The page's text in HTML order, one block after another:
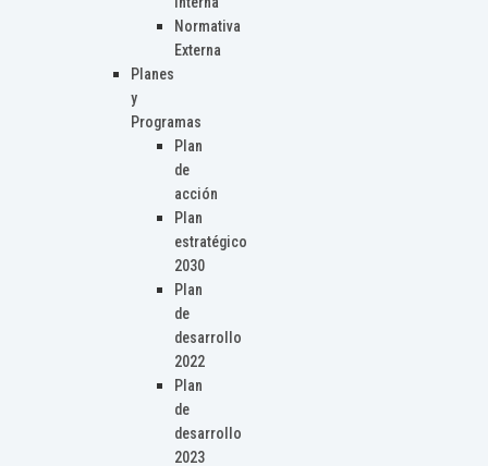
Normativa
Externa
Planes
y
Programas
Plan
de
acción
Plan
estratégico
2030
Plan
de
desarrollo
2022
Plan
de
desarrollo
2023